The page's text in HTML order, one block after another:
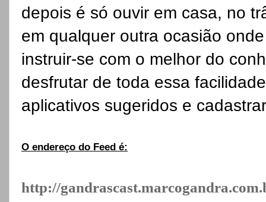
depois é só ouvir em casa, no
em qualquer outra ocasião
instruir-se com o melhor do
desfrutar de toda essa
aplicativos sugeridos e
O endereço do Feed é:
http://